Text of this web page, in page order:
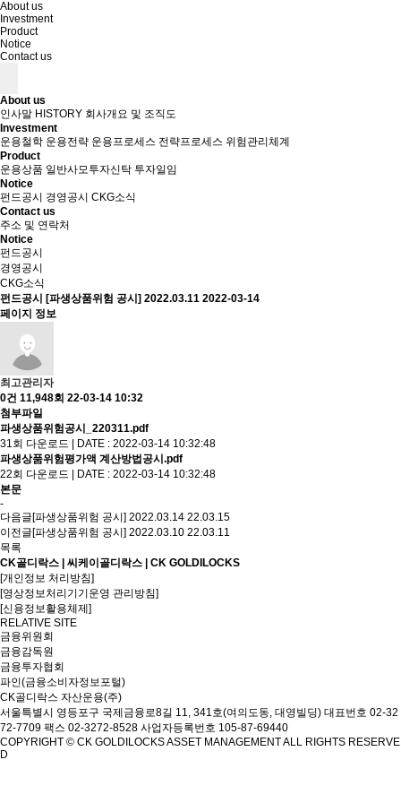
About us
Investment
Product
Notice
Contact us
About us
인사말 HISTORY 회사개요 및 조직도
Investment
운용철학 운용전략 운용프로세스 전략프로세스 위험관리체계
Product
운용상품 일반사모투자신탁 투자일임
Notice
펀드공시
경영공시 CKG소식
Contact us
주소 및 연락처
Notice
펀드공시
경영공시
CKG소식
펀드공시
[파생상품위험 공시] 2022.03.11 2022-03-14
페이지 정보
최고관리자
0건 11,948회 22-03-14 10:32
첨부파일
파생상품위험공시_220311.pdf
31회 다운로드 | DATE : 2022-03-14 10:32:48
파생상품위험평가액 계산방법공시.pdf
22회 다운로드 | DATE : 2022-03-14 10:32:48
본문
-
다음글[파생상품위험 공시] 2022.03.14 22.03.15
이전글[파생상품위험 공시] 2022.03.10 22.03.11
목록
CK골디락스 | 씨케이골디락스 | CK GOLDILOCKS
[개인정보 처리방침]
[영상정보처리기기운영 관리방침]
[신용정보활용체제]
RELATIVE SITE
금융위원회
금융감독원
금융투자협회
파인(금융소비자정보포털)
CK골디락스 자산운용(주)
서울특별시 영등포구 국제금융로8길 11, 341호(여의도동, 대영빌딩) 대표번호 02-32
72-7709 팩스 02-3272-8528 사업자등록번호 105-87-69440
COPYRIGHT © CK GOLDILOCKS ASSET MANAGEMENT ALL RIGHTS RESERVE
D